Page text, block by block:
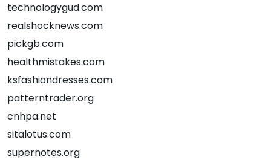
technologygud.com
realshocknews.com
pickgb.com
healthmistakes.com
ksfashiondresses.com
patterntrader.org
cnhpa.net
sitalotus.com
supernotes.org